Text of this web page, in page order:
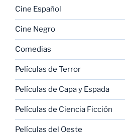
Cine Español
Cine Negro
Comedias
Películas de Terror
Películas de Capa y Espada
Películas de Ciencia Ficción
Películas del Oeste